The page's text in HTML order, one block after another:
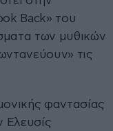
Back» του
των μυθικών
τις
φαντασίας
Ελευσίς